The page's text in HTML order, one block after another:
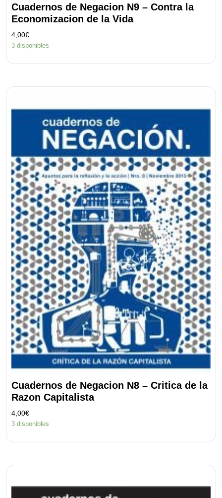
Cuadernos de Negacion N9 – Contra la
Economizacion de la Vida
4,00€
3 disponibles
Cuadernos de Negacion N8 – Critica de la
Razon Capitalista
4,00€
3 disponibles